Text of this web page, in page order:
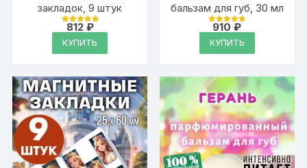
закладок, 9 штук
Оценка
из 5
812 ₽
КУПИТЬ
бальзам для губ, 30 мл
Оценка
из 5
910₽
КУПИТЬ